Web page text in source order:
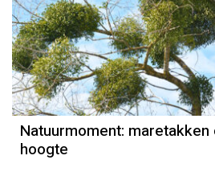
Natuurmoment
Door Kees
Natuurmoment:
hoogte